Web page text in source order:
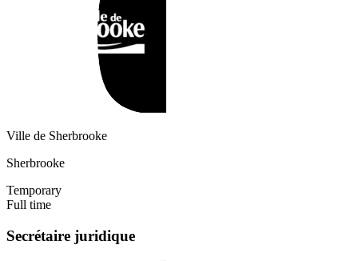
Ville de Sherbrooke
Sherbrooke
Temporary
Full time
Secrétaire juridique